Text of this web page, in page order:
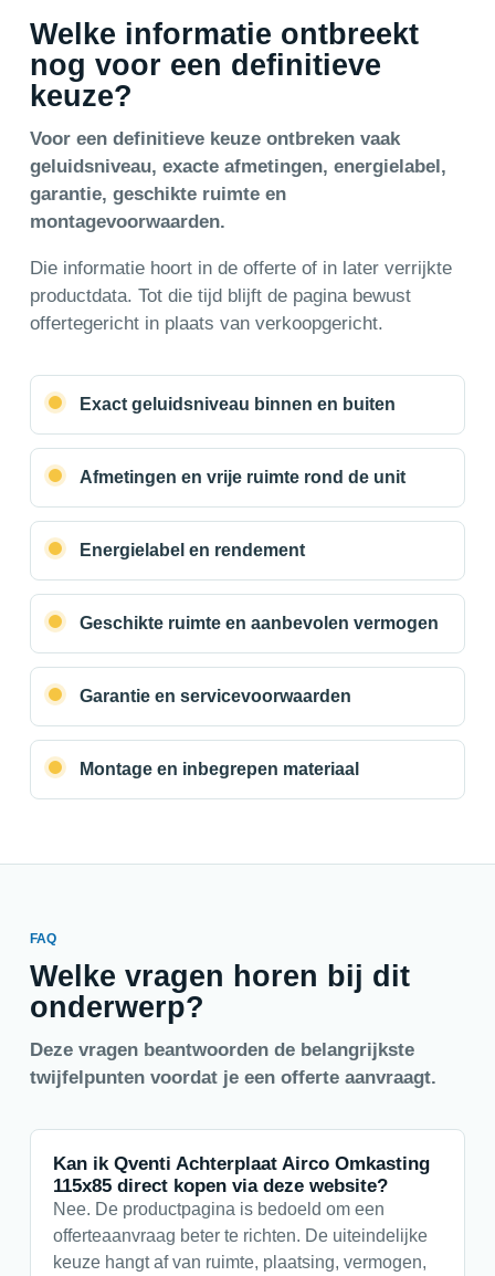
Welke informatie ontbreekt
nog voor een definitieve
keuze?
Voor een definitieve keuze ontbreken vaak
geluidsniveau, exacte afmetingen, energielabel,
garantie, geschikte ruimte en
montagevoorwaarden.
Die informatie hoort in de offerte of in later verrijkte
productdata. Tot die tijd blijft de pagina bewust
offertegericht in plaats van verkoopgericht.
Exact geluidsniveau binnen en buiten
Afmetingen en vrije ruimte rond de unit
Energielabel en rendement
Geschikte ruimte en aanbevolen vermogen
Garantie en servicevoorwaarden
Montage en inbegrepen materiaal
FAQ
Welke vragen horen bij dit
onderwerp?
Deze vragen beantwoorden de belangrijkste
twijfelpunten voordat je een offerte aanvraagt.
Kan ik Qventi Achterplaat Airco Omkasting
115x85 direct kopen via deze website?
Nee. De productpagina is bedoeld om een
offerteaanvraag beter te richten. De uiteindelijke
keuze hangt af van ruimte, plaatsing, vermogen,